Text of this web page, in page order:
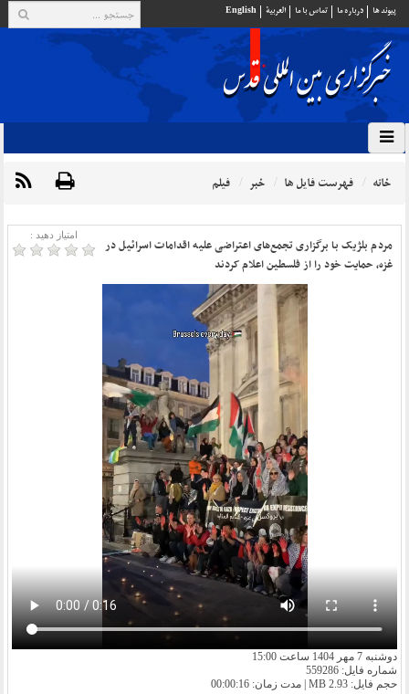
پيوند ها درباره ما تماس با ما العربية English
خانه فهرست فایل ها خبر فیلم
امتیاز دهید :
مردم بلژیک با برگزاری تجمع‌های اعتراضی علیه اقدامات اسرائیل در
غزه، حمایت خود را از فلسطین اعلام کردند
دوشنبه 7 مهر 1404 ساعت 15:00
شماره فایل: 559286
حجم فایل: 2.93 MB | مدت زمان: 00:00:16